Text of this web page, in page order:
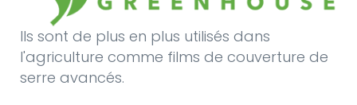
Ils sont de plus en plus utilisés dans
l'agriculture comme films de couverture de
serre avancés.